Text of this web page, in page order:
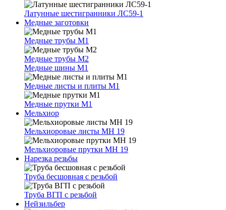
Латунные шестигранники ЛС59-1
Медные заготовки
Медные трубы М1
Медные трубы М2
Медные шины М1
Медные листы и плиты М1
Медные прутки М1
Мельхиор
Мельхиоровые листы МН 19
Мельхиоровые прутки МН 19
Нарезка резьбы
Труба бесшовная с резьбой
Труба ВГП с резьбой
Нейзильбер